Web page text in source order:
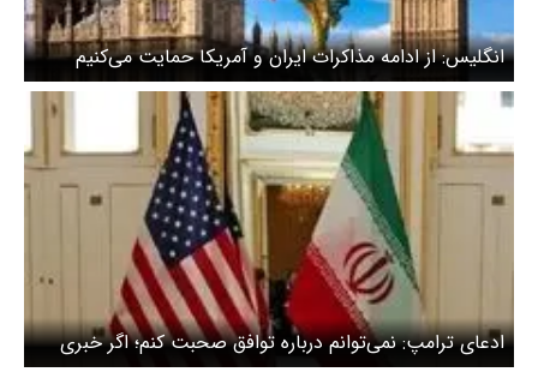
انگلیس: از ادامه مذاکرات ایران و آمریکا حمایت می‌کنیم
ادعای ترامپ: نمی‌توانم درباره توافق صحبت کنم؛ اگر خبری
باشد، فقط خبر خوب است